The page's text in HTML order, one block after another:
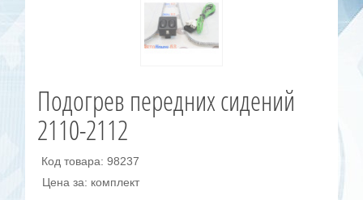
Подогрев передних сидений
2110-2112
Код товара: 98237
Цена за: комплект